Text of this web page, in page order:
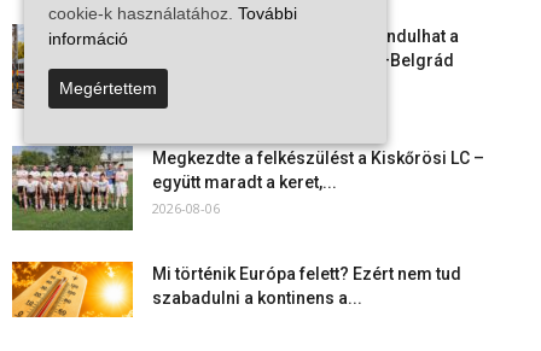
Vitézy Dávid: már ősszel újraindulhat a
személyszállítás a Budapest–Belgrád
vasútvonalon
2026-08-06
Megkezdte a felkészülést a Kiskőrösi LC –
együtt maradt a keret,...
2026-08-06
Mi történik Európa felett? Ezért nem tud
szabadulni a kontinens a...
cookie-k használatához. További
információ
Megértettem